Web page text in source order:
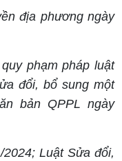
địa phương ngày
phạm pháp luật
đổi, bổ sung một
bản QPPL ngày
Luật Sửa đổi,